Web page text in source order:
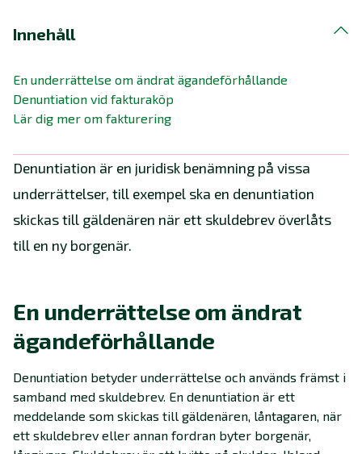
Innehåll
En underrättelse om ändrat ägandeförhållande
Denuntiation vid fakturaköp
Lär dig mer om fakturering
Denuntiation är en juridisk benämning på vissa
underrättelser, till exempel ska en denuntiation
skickas till gäldenären när ett skuldebrev överlåts
till en ny borgenär.
En underrättelse om ändrat
ägandeförhållande
Denuntiation betyder underrättelse och används främst i
samband med skuldebrev. En denuntiation är ett
meddelande som skickas till gäldenären, låntagaren, när
ett skuldebrev eller annan fordran byter borgenär,